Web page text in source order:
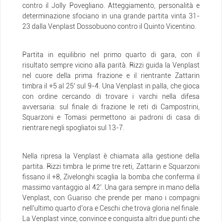
contro il Jolly Povegliano. Atteggiamento, personalità e
determinazione sfociano in una grande partita vinta 31-
23 dalla Venplast Dossobuono contro il Quinto Vicentino.
Partita in equilibrio nel primo quarto di gara, con il
risultato sempre vicino alla parità. Rizzi guida la Venplast
nel cuore della prima frazione e il rientrante Zattarin
timbra il +5 al 25’ sul 9-4. Una Venplast in palla, che gioca
con ordine cercando di trovare i varchi nella difesa
avversaria: sul finale di frazione le reti di Campostrini,
Squarzoni e Tomasi permettono ai padroni di casa di
rientrare negli spogliatoi sul 13-7.
Nella ripresa la Venplast è chiamata alla gestione della
partita. Rizzi timbra le prime tre reti, Zattarin e Squarzoni
fissano il +8, Zivelonghi scaglia la bomba che conferma il
massimo vantaggio al 42’. Una gara sempre in mano della
Venplast, con Guariso che prende per mano i compagni
nell’ultimo quarto d’ora e Ceschi che trova gloria nel finale.
La Venplast vince, convince e conquista altri due punti che